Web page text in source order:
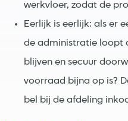
werkvloer, zodat de
Eerlijk is eerlijk: als er
de administratie loopt
blijven en secuur
voorraad bijna op is?
bel bij de afdeling